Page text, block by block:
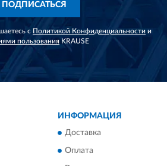
ПОДПИСАТЬСЯ
с Политикой Конфиденциальности и
пользованияKRAUSE
ИНФОРМАЦИЯ
Доставка
Оплата